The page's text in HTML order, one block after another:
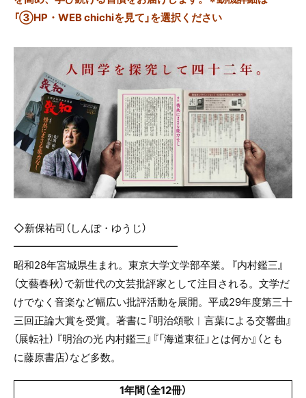
「③HP・WEB chichiを見て」を選択ください
◇新保祐司（しんぽ・ゆうじ）
━━━━━━━━━━━━━━━━
昭和28年宮城県生まれ。東京大学文学部卒業。『内村鑑三』
（文藝春秋）で新世代の文芸批評家として注目される。文学だ
けでなく音楽など幅広い批評活動を展開。平成29年度第三十
三回正論大賞を受賞。著書に『明治頌歌︱言葉による交響曲』
（展転社） 『明治の光 内村鑑三』『「海道東征」とは何か』（とも
に藤原書店）など多数。
1年間（全12冊）